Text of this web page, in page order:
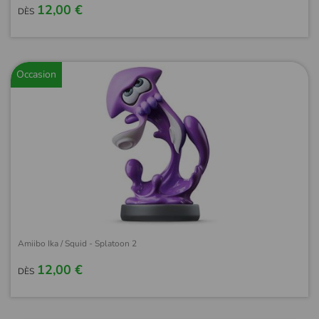
DÈS 12,00 €
Occasion
Amiibo Ika / Squid - Splatoon 2
DÈS 12,00 €